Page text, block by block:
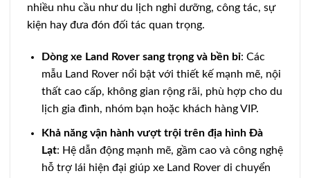
nhiều nhu cầu như du lịch nghỉ dưỡng, công tác, sự
kiện hay đưa đón đối tác quan trọng.
Dòng xe Land Rover sang trọng và bền bỉ: Các
mẫu Land Rover nổi bật với thiết kế mạnh mẽ, nội
thất cao cấp, không gian rộng rãi, phù hợp cho du
lịch gia đình, nhóm bạn hoặc khách hàng VIP.
Khả năng vận hành vượt trội trên địa hình Đà
Lạt: Hệ dẫn động mạnh mẽ, gầm cao và công nghệ
hỗ trợ lái hiện đại giúp xe Land Rover di chuyển